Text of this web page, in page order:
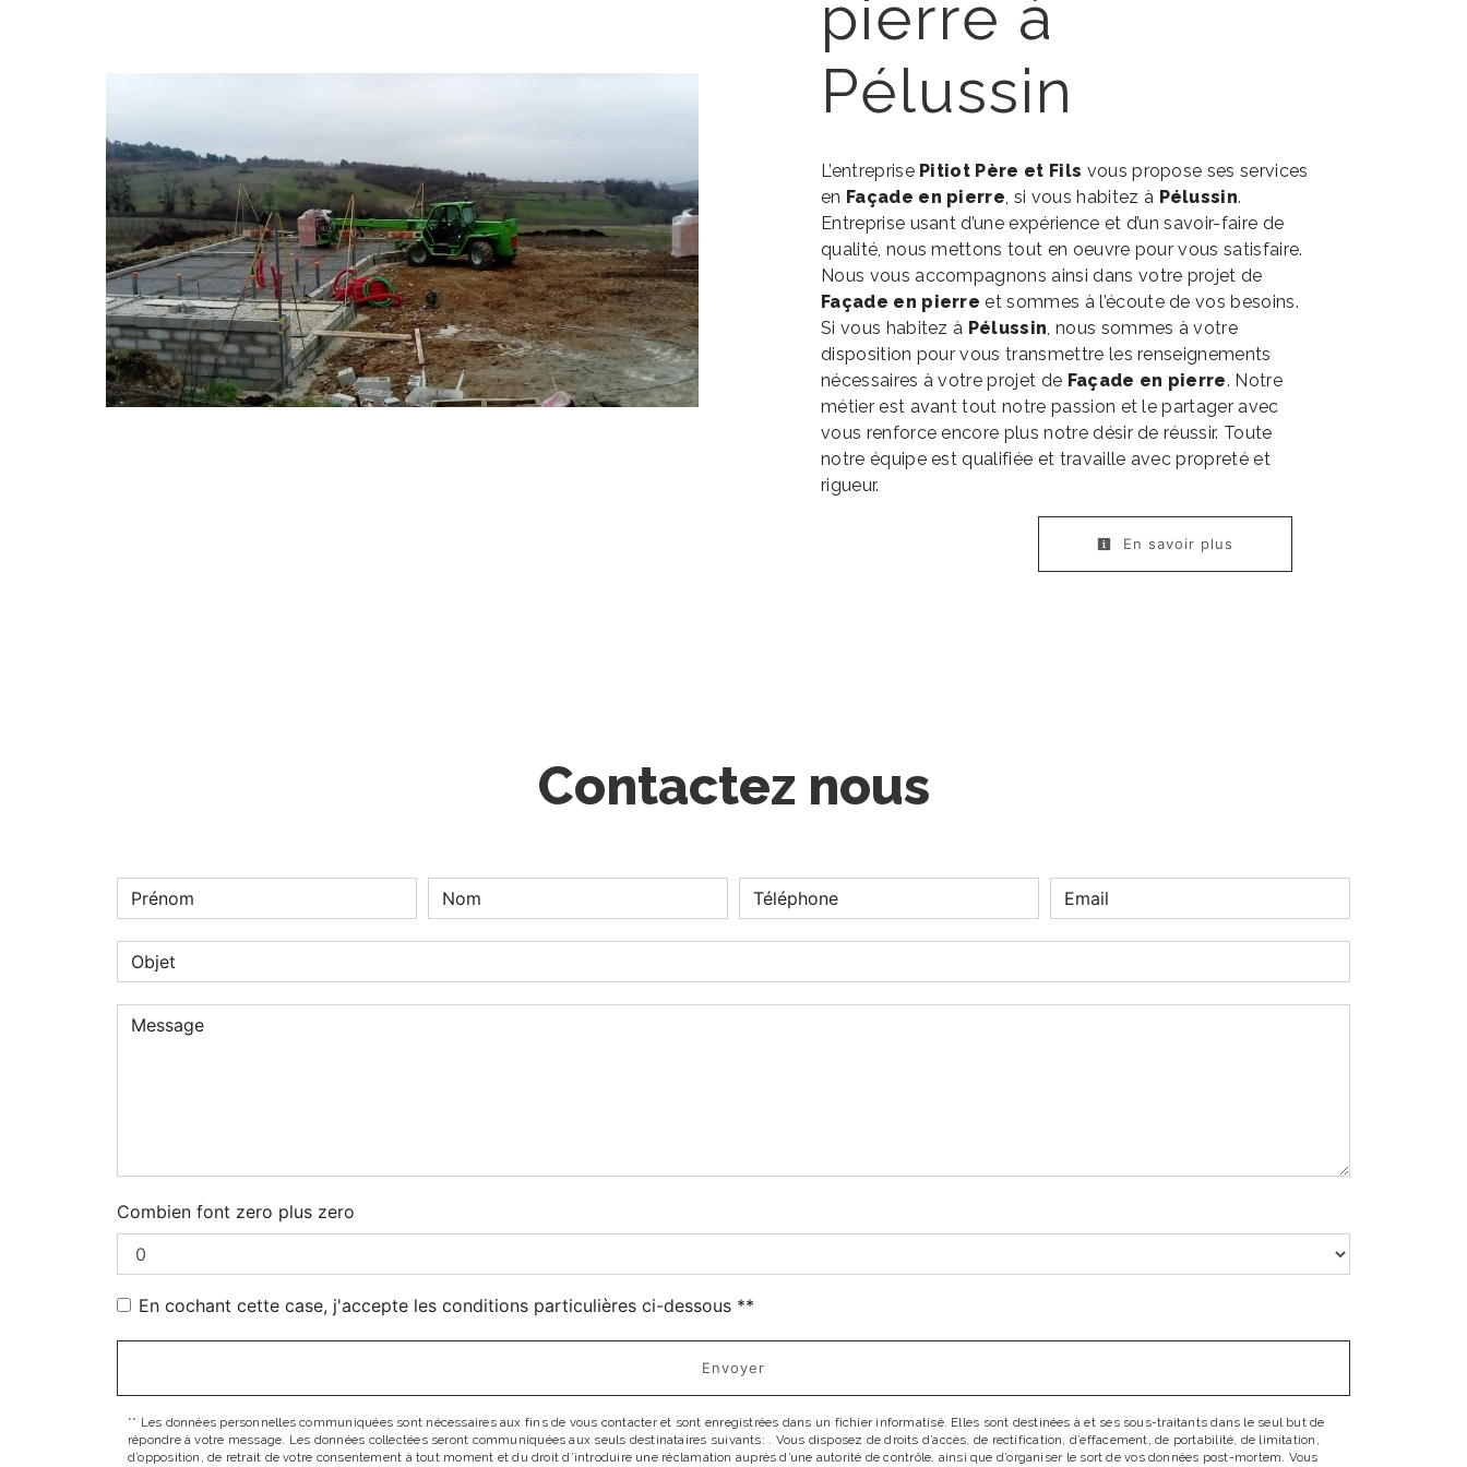
pierre à
Pélussin
L’entreprise Pitiot Père et Fils vous propose ses services
en Façade en pierre, si vous habitez à Pélussin.
Entreprise usant d’une expérience et d’un savoir-faire de
qualité, nous mettons tout en oeuvre pour vous satisfaire.
Nous vous accompagnons ainsi dans votre projet de
Façade en pierre et sommes à l’écoute de vos besoins.
Si vous habitez à Pélussin, nous sommes à votre
disposition pour vous transmettre les renseignements
nécessaires à votre projet de Façade en pierre. Notre
métier est avant tout notre passion et le partager avec
vous renforce encore plus notre désir de réussir. Toute
notre équipe est qualifiée et travaille avec propreté et
rigueur.
En savoir plus
Contactez nous
Combien font zero plus zero
En cochant cette case, j'accepte les conditions particulières ci-dessous **
Envoyer
** Les données personnelles communiquées sont nécessaires aux fins de vous contacter et sont enregistrées dans un fichier informatisé. Elles sont destinées à et ses sous-traitants dans le seul but de
répondre à votre message. Les données collectées seront communiquées aux seuls destinataires suivants: . Vous disposez de droits d’accès, de rectification, d’effacement, de portabilité, de limitation,
d’opposition, de retrait de votre consentement à tout moment et du droit d’introduire une réclamation auprès d’une autorité de contrôle, ainsi que d’organiser le sort de vos données post-mortem. Vous